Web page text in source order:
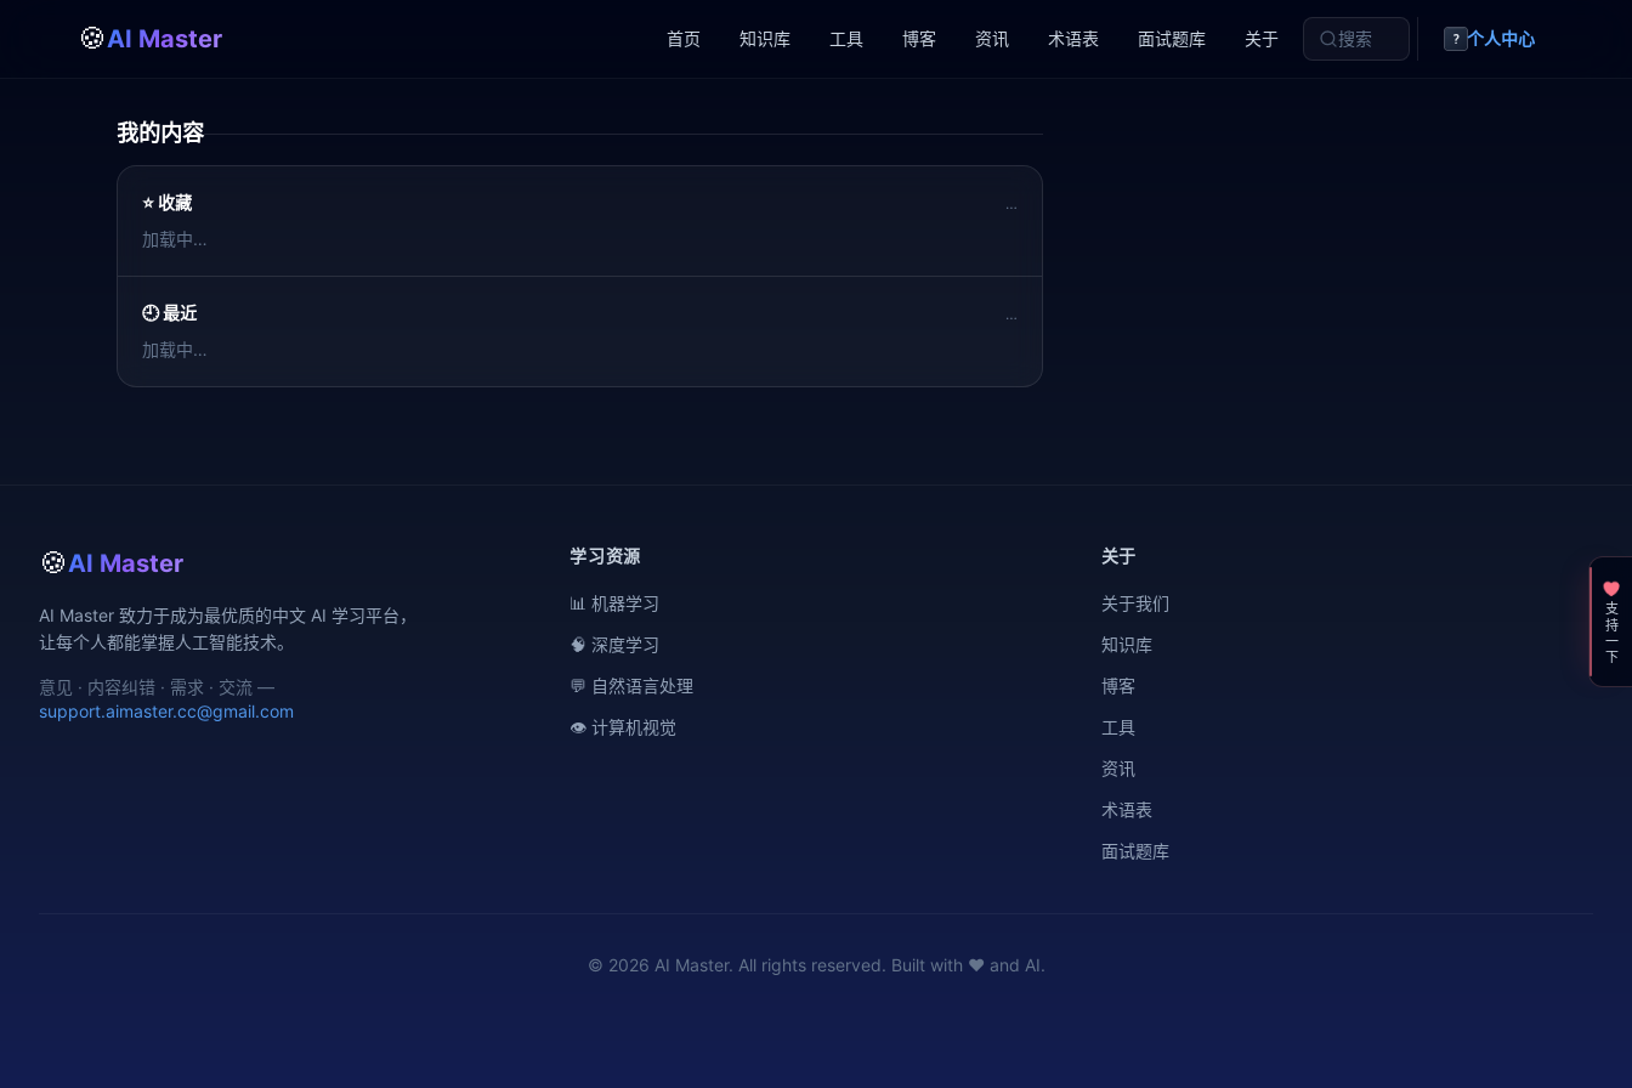
🍪AI Master 首页 知识库 工具 博客 资讯 术语表 面试题库 关于 搜索 ? 个人中心
我的
我的内容
⭐ 收藏 …
加载中…
🕘 最近 …
加载中…
🍪AI Master
AI Master 致力于成为最优质的中文 AI 学习平台，
让每个人都能掌握人工智能技术。
意见 · 内容纠错 · 需求 · 交流 —
support.aimaster.cc@gmail.com
学习资源
📊 机器学习
🧠 深度学习
💬 自然语言处理
👁️ 计算机视觉
关于
关于我们
知识库
博客
工具
资讯
术语表
面试题库
© 2026 AI Master. All rights reserved. Built with ❤️ and AI.
支持一下